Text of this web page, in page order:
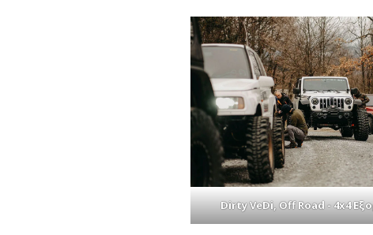
Dirty VeDi, Off Road - 4x4